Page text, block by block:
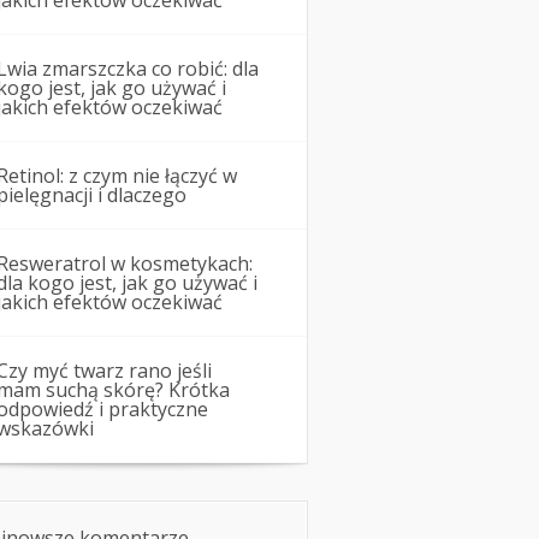
zmarszczka co robić: dla
jest, jak go używać i
efektów oczekiwać
z czym nie łączyć w
i dlaczego
w kosmetykach:
kogo jest, jak go używać i
efektów oczekiwać
myć twarz rano jeśli
suchą skórę? Krótka
i praktyczne